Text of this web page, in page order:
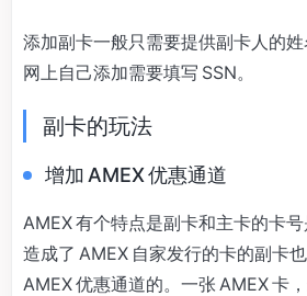
添加副卡一般只需要提供副卡人的
网上自己添加需要填写 SSN。
副卡的玩法
增加 AMEX 优惠通道
AMEX 有个特点是副卡和主卡的卡
造成了 AMEX 自家发行的卡的副卡
AMEX 优惠通道的。一张 AMEX 卡